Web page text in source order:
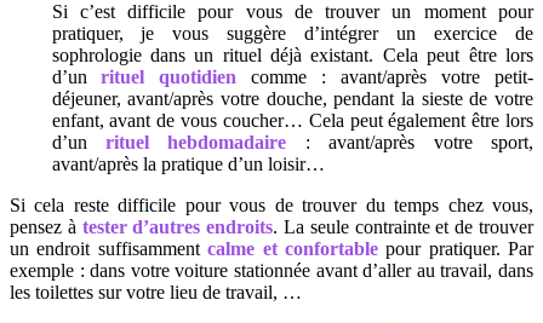
Si c’est difficile pour vous de trouver un moment pour
pratiquer, je vous suggère d’intégrer un exercice de
sophrologie dans un rituel déjà existant. Cela peut être lors
d’unrituel quotidien comme : avant/après votre petit-
déjeuner, avant/après votre douche, pendant la sieste de votre
enfant, avant de vous coucher… Cela peut également être lors
d’un rituel hebdomadaire : avant/après votre sport,
avant/après la pratique d’un loisir…
Si cela reste difficile pour vous de trouver du temps chez vous,
pensez à tester d’autres endroits. La seule contrainte et de trouver
un endroit suffisammentcalme et confortablepour pratiquer. Par
exemple : dans votre voiture stationnée avant d’aller au travail, dans
les toilettes sur votre lieu de travail, …